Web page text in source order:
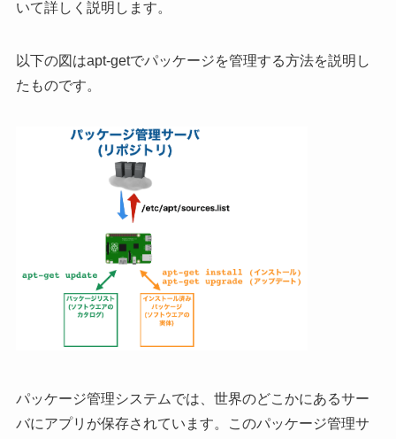
いて詳しく説明します。
以下の図はapt-getでパッケージを管理する方法を説明し
たものです。
パッケージ管理システムでは、世界のどこかにあるサー
バにアプリが保存されています。このパッケージ管理サ